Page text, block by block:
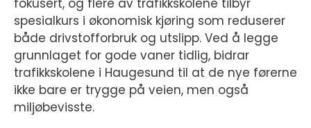
fokusert, og flere av trafikkskolene tilbyr
spesialkurs i økonomisk kjøring som reduserer
både drivstofforbruk og utslipp. Ved å legge
grunnlaget for gode vaner tidlig, bidrar
trafikkskolene i Haugesund til at de nye førerne
ikke bare er trygge på veien, men også
miljøbevisste.